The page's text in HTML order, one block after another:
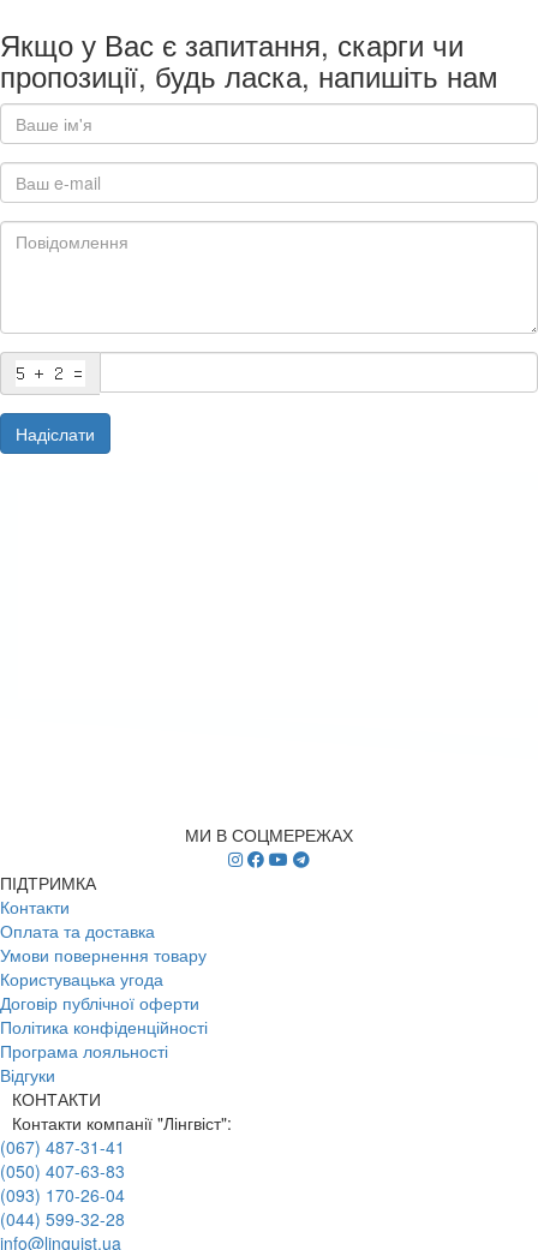
Якщо у Вас є запитання, скарги чи
пропозиції, будь ласка, напишіть нам
Надіслати
МИ В СОЦМЕРЕЖАХ
ПІДТРИМКА
Контакти
Оплата та доставка
Умови повернення товару
Користувацька угода
Договір публічної оферти
Політика конфіденційності
Програма лояльності
Відгуки
КОНТАКТИ
Контакти компанії "Лінгвіст":
(067) 487-31-41
(050) 407-63-83
(093) 170-26-04
(044) 599-32-28
info@linguist.ua